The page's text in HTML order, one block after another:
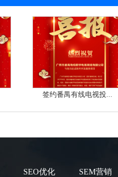
签约番禺有线电视投...
SEO优化 SEM营销